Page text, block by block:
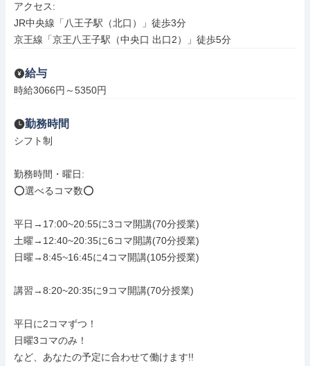
アクセス:
JR中央線「八王子駅（北口）」徒歩3分
京王線「京王八王子駅（中央口 出口2）」徒歩5分
給与
時給3066円～5350円
勤務時間
シフト制
勤務時間・曜日:
⭕選べるコマ数⭕️
平日→17:00~20:55に3コマ開講(70分授業)
土曜→12:40~20:35に6コマ開講(70分授業)
日曜→8:45~16:45に4コマ開講(105分授業)
講習→8:20~20:35に9コマ開講(70分授業)
平日に2コマずつ！
日曜3コマのみ！
など、あなたの予定に合わせて働けます!!